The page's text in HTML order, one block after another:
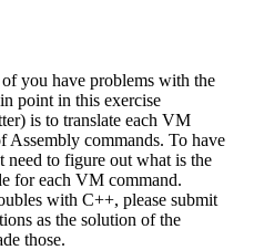
you have problems with the
point in this exercise
is to translate each VM
Assembly commands. To have
to figure out what is the
for each VM command.
with C++, please submit
as the solution of the
those.